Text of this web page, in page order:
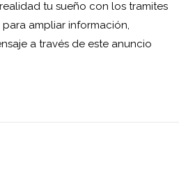
tu sueño con los tramites
ampliar información,
a través de este anuncio